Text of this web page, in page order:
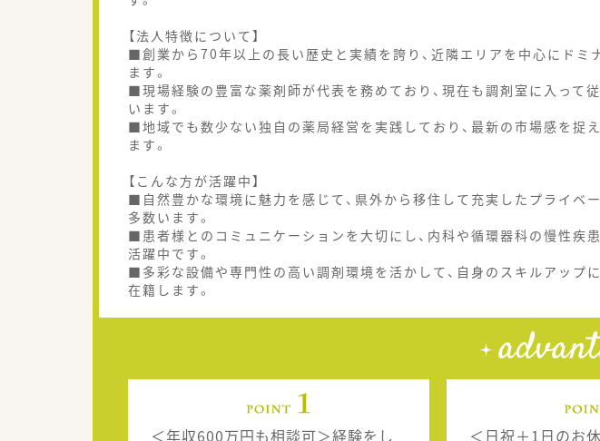
【法人特徴について】
■創業から70年以上の長い歴史と実績を誇り、近隣エリアを中心にドミ
ます。
■現場経験の豊富な薬剤師が代表を務めており、現在も調剤室に入って
います。
■地域でも数少ない独自の薬局経営を実践しており、最新の市場感を捉
ます。
【こんな方が活躍中】
■自然豊かな環境に魅力を感じて、県外から移住して充実したプライベ
多数います。
■患者様とのコミュニケーションを大切にし、内科や循環器科の慢性疾
活躍中です。
■多彩な設備や専門性の高い調剤環境を活かして、自身のスキルアップ
在籍します。
＜年収600万円も相談可＞経験をし
＜日祝＋1日のお